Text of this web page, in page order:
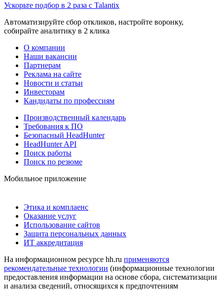
Ускорьте подбор в 2 раза с Talantix
Автоматизируйте сбор откликов, настройте воронку,
собирайте аналитику в 2 клика
О компании
Наши вакансии
Партнерам
Реклама на сайте
Новости и статьи
Инвесторам
Кандидаты по профессиям
Производственный календарь
Требования к ПО
Безопасный HeadHunter
HeadHunter API
Поиск работы
Поиск по резюме
Мобильное приложение
Этика и комплаенс
Оказание услуг
Использование сайтов
Защита персональных данных
ИТ аккредитация
На информационном ресурсе hh.ru применяются
рекомендательные технологии (информационные технологии
предоставления информации на основе сбора, систематизации
и анализа сведений, относящихся к предпочтениям